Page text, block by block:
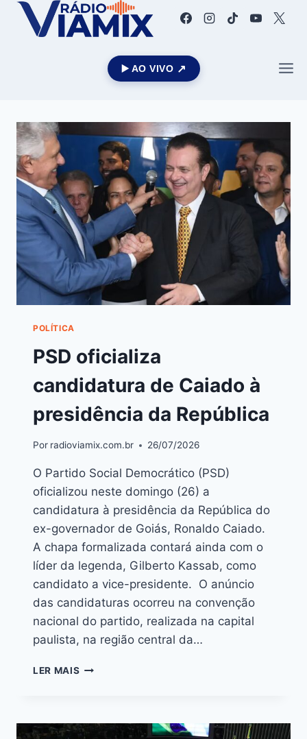
▶️ AO VIVO
POLÍTICA
PSD oficializa
candidatura de Caiado à
presidência da República
Por radioviamix.com.br 26/07/2026
O Partido Social Democrático (PSD)
oficializou neste domingo (26) a
candidatura à presidência da República do
ex-governador de Goiás, Ronaldo Caiado.
A chapa formalizada contará ainda com o
líder da legenda, Gilberto Kassab, como
candidato a vice-presidente. O anúncio
das candidaturas ocorreu na convenção
nacional do partido, realizada na capital
paulista, na região central da…
LER MAIS